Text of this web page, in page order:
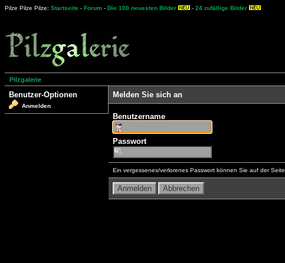
Pilze Pilze Pilze: Startseite - Forum - Die 100 neuesten Bilder - 24 zufällige Bilder
Pilzgalerie
Benutzer-Optionen
Anmelden
Melden Sie sich an
Benutzername
Passwort
Ein vergessenes/verlorenes Passwort können Sie auf der Seite